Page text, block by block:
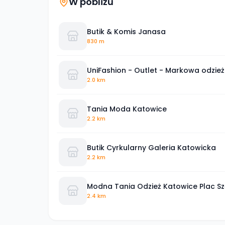
Butik & Komis Janasa
830 m
UniFashion - Outlet - Markowa odzież
2.0 km
Tania Moda Katowice
2.2 km
Butik Cyrkularny Galeria Katowicka
2.2 km
Modna Tania Odzież Katowice Plac
2.4 km